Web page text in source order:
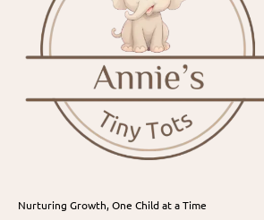
Nurturing Growth, One Child at a Time